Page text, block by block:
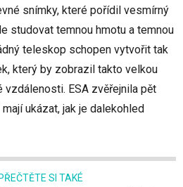
snímky, které pořídil vesmírný
studovat temnou hmotu a temnou
teleskop schopen vytvořit tak
který by zobrazil takto velkou
vzdálenosti. ESA zvěřejnila pět
ukázat, jak je dalekohled
PŘEČTĚTE SI TAKÉ